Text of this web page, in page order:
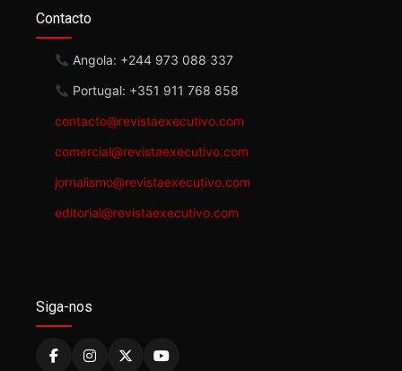
Contacto
Angola: +244 973 088 337
Portugal: +351 911 768 858
contacto@revistaexecutivo.com
comercial@revistaexecutivo.com
jornalismo@revistaexecutivo.com
editorial@revistaexecutivo.com
Siga-nos